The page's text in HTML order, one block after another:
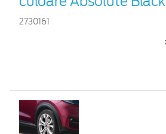
2730161